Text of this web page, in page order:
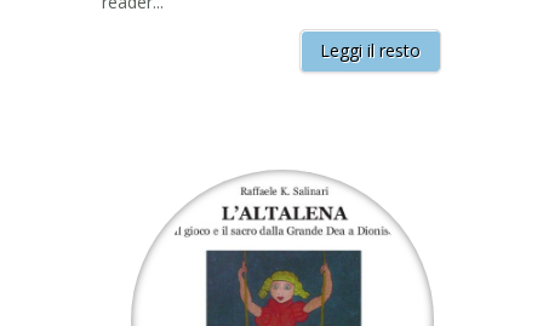
Leggi il resto